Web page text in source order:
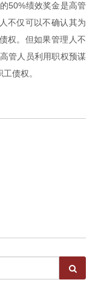
50%绩效奖金是高管
不仅可以不确认其为
权。但如果管理人不
管人员利用职权预谋
债权。